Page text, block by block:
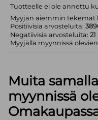
Tuotteelle ei ole annettu
Myyjän aiemmin tekemät
Positiivisia arvosteluita:
Negatiivisia arvosteluita:21
Myyjällä myynnissä
Muita
myynnissä